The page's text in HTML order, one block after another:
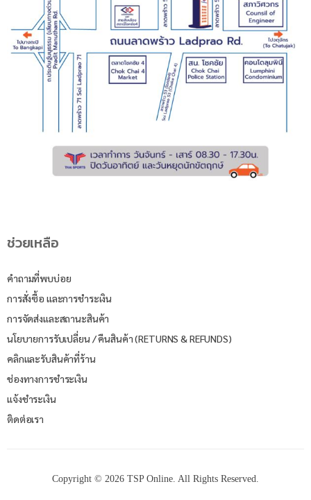
ช่วยเหลือ
คำถามที่พบบ่อย
การสั่งซื้อ และการชำระเงิน
การจัดส่งและสถานะสินค้า
นโยบายการรับเปลี่ยน / คืนสินค้า (RETURNS & REFUNDS)
คลิกและรับสินค้าที่ร้าน
ช่องทางการชำระเงิน
แจ้งชำระเงิน
ติดต่อเรา
Copyright © 2026 TSP Online. All Rights Reserved.